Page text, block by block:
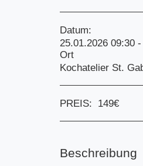
Datum:
25.01.2026 09:30
Ort
Kochatelier St.
PREIS: 149€
Beschreibung